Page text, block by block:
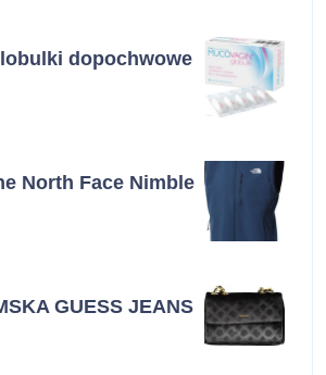
dopochwowe
North Face Nimble
GUESS JEANS